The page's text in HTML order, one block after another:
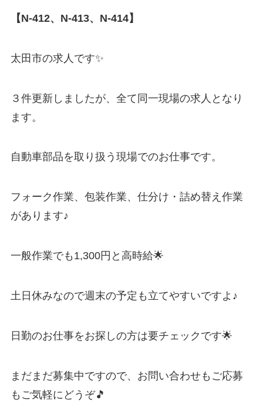
【N-412、N-413、N-414】
太田市の求人です✨
３件更新しましたが、全て 同一現場の求人となり
ます。
自動車部品を取り扱う現場でのお仕事です。
フォーク作業、包装作業、仕分け・詰め替え作業
があります♪
一般作業でも1,300円と高時給🌟
土日休みなので週末の予定も立てやすいですよ♪
日勤のお仕事をお探しの方は要チェックです🌟
まだまだ募集中ですので、お問い合わせもご応募
もご気軽にどうぞ🎵